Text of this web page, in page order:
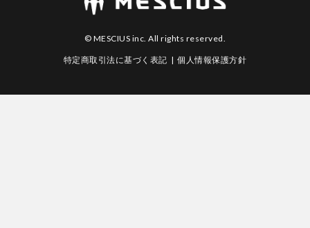
© MESCIUS inc. All rights reserved.
特定商取引法に基づく表記 |個人情報保護方針